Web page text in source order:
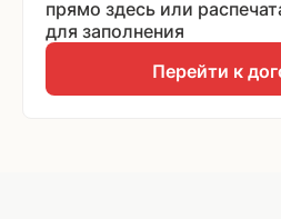
прямо здесь или
для заполнения
Перейти к